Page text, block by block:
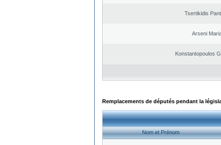
Tsertikidis
Arseni
Konstantopoulos
Remplacements de députés pendant la
Nom et Prénom